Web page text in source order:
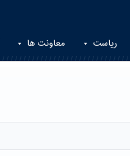
ریاست معاونت ها